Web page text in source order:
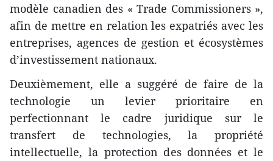
modèle canadien des « Trade Commissioners »,
afin de mettre en relation les expatriés avec les
entreprises, agences de gestion et écosystèmes
d’investissement nationaux.
​Deuxièmement, elle a suggéré de faire de la
technologie un levier prioritaire en
perfectionnant le cadre juridique sur le
transfert de technologies, la propriété
intellectuelle, la protection des données et le